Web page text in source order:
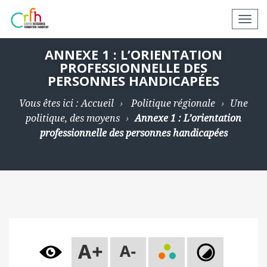
N
a
t
a
ANNEXE 1 : L’ORIENTATION
PROFESSIONNELLE DES
PERSONNES HANDICAPÉES
Vous êtes ici :Accueil Politique régionale
Une
politique, des moyens
Annexe 1 : L’orientation
professionnelle des personnes handicapées